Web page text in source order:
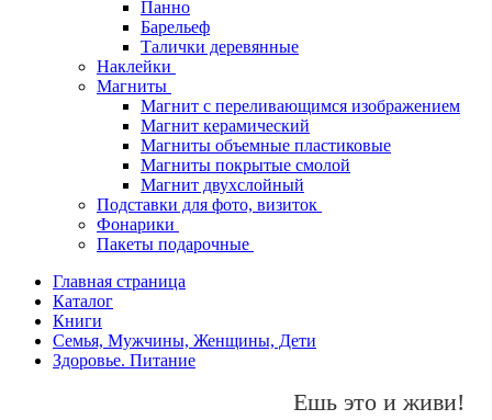
Панно
Барельеф
Талички деревянные
Наклейки
Магниты
Магнит с переливающимся изображением
Магнит керамический
Магниты объемные пластиковые
Магниты покрытые смолой
Магнит двухслойный
Подставки для фото, визиток
Фонарики
Пакеты подарочные
Главная страница
Каталог
Книги
Семья, Мужчины, Женщины, Дети
Здоровье. Питание
Ешь это и живи!